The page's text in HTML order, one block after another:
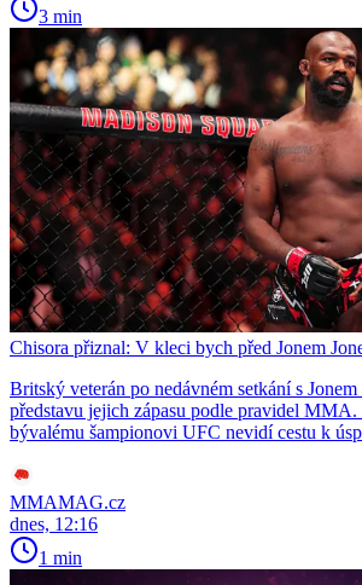
3 min
Chisora přiznal: V kleci bych před Jonem
Britský veterán po nedávném setkání s Jonem
představu jejich zápasu podle pravidel MMA.
bývalému šampionovi UFC nevidí cestu k
MMAMAG.cz
dnes, 12:16
1 min